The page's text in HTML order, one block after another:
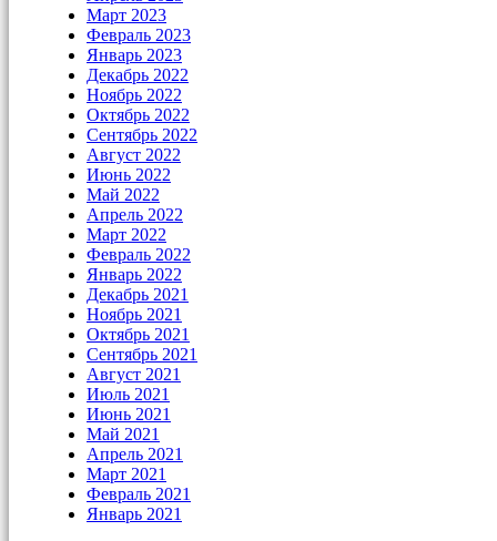
Март 2023
Февраль 2023
Январь 2023
Декабрь 2022
Ноябрь 2022
Октябрь 2022
Сентябрь 2022
Август 2022
Июнь 2022
Май 2022
Апрель 2022
Март 2022
Февраль 2022
Январь 2022
Декабрь 2021
Ноябрь 2021
Октябрь 2021
Сентябрь 2021
Август 2021
Июль 2021
Июнь 2021
Май 2021
Апрель 2021
Март 2021
Февраль 2021
Январь 2021